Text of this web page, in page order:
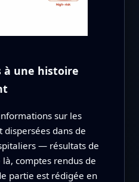
à une histoire
sur les
dispersées dans de
— résultats de
comptes rendus de
partie est rédigée en